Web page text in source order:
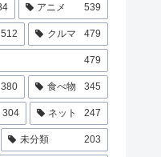
アニメ 539
512 クルマ 479
479
380 食べ物 345
304 ネット 247
未分類 203